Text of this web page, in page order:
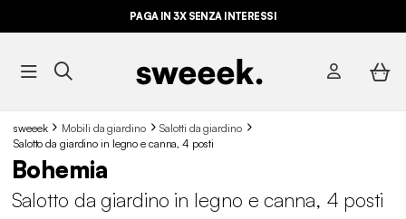
PAGA IN 3X SENZA INTERESSI
sweeek Mobili da giardino
Salotti da giardino
Salotto da giardino in legno e canna, 4 posti
Bohemia
Salotto da giardino in legno e canna, 4 posti